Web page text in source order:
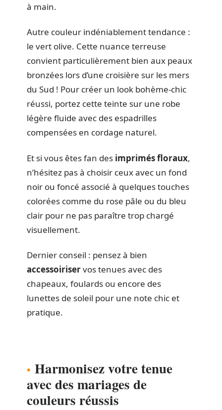
à main.
Autre couleur indéniablement tendance :
le vert olive. Cette nuance terreuse
convient particulièrement bien aux peaux
bronzées lors d’une croisière sur les mers
du Sud ! Pour créer un look bohème-chic
réussi, portez cette teinte sur une robe
légère fluide avec des espadrilles
compensées en cordage naturel.
Et si vous êtes fan des imprimés floraux,
n’hésitez pas à choisir ceux avec un fond
noir ou foncé associé à quelques touches
colorées comme du rose pâle ou du bleu
clair pour ne pas paraître trop chargé
visuellement.
Dernier conseil : pensez à bien
accessoiriservos tenues avec des
chapeaux, foulards ou encore des
lunettes de soleil pour une note chic et
pratique.
Harmonisez votre tenue
avec des mariages de
couleurs réussis